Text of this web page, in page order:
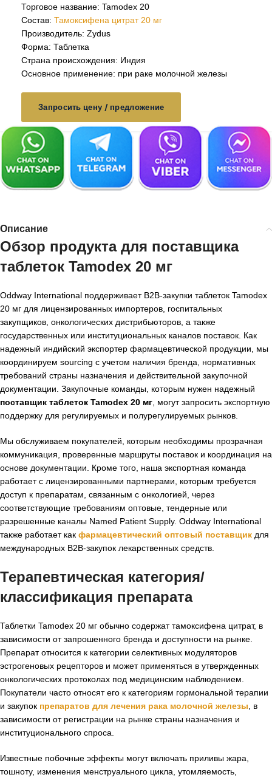
Торговое название: Tamodex 20
Состав: Тамоксифена цитрат 20 мг
Производитель: Zydus
Форма: Таблетка
Страна происхождения: Индия
Основное применение: при раке молочной железы
Запросить цену / предложение
Описание
Обзор продукта для поставщика
таблеток Tamodex 20 мг
Oddway International поддерживает B2B-закупки таблеток Tamodex
20 мг для лицензированных импортеров, госпитальных
закупщиков, онкологических дистрибьюторов, а также
государственных или институциональных каналов поставок. Как
надежный индийский экспортер фармацевтической продукции, мы
координируем sourcing с учетом наличия бренда, нормативных
требований страны назначения и действительной закупочной
документации. Закупочные команды, которым нужен надежный
поставщик таблеток Tamodex 20 мг , могут запросить экспортную
поддержку для регулируемых и полурегулируемых рынков.
Мы обслуживаем покупателей, которым необходимы прозрачная
коммуникация, проверенные маршруты поставок и координация на
основе документации. Кроме того, наша экспортная команда
работает с лицензированными партнерами, которым требуется
доступ к препаратам, связанным с онкологией, через
соответствующие требованиям оптовые, тендерные или
разрешенные каналы Named Patient Supply. Oddway International
также работает как фармацевтический оптовый поставщик для
международных B2B-закупок лекарственных средств.
Терапевтическая категория/
классификация препарата
Таблетки Tamodex 20 мг обычно содержат тамоксифена цитрат, в
зависимости от запрошенного бренда и доступности на рынке.
Препарат относится к категории селективных модуляторов
эстрогеновых рецепторов и может применяться в утвержденных
онкологических протоколах под медицинским наблюдением.
Покупатели часто относят его к категориям гормональной терапии
и закупок препаратов для лечения рака молочной железы , в
зависимости от регистрации на рынке страны назначения и
институционального спроса.
Известные побочные эффекты могут включать приливы жара,
тошноту, изменения менструального цикла, утомляемость,